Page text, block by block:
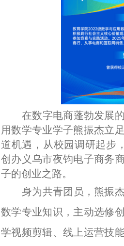
在数字电商蓬勃发展
用数学专业学子熊振杰立
道机遇，从校园调研起步
创办义乌市夜钧电子商务
子的创业之路。
身为共青团员，熊振
数学专业知识，主动选修
学视频剪辑、线上运营技